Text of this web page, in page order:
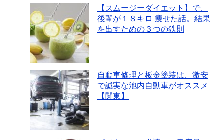
【スムージーダイエット】で、
後輩が１８キロ 痩せた話。結果
を出すための３つの鉄則
自動車修理と板金塗装は、激安
で誠実な池内自動車がオススメ
【関東】